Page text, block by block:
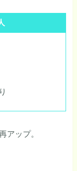
アップ。